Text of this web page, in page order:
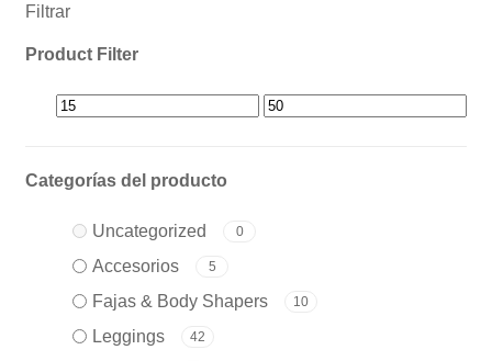
Filtrar
Product Filter
Categorías del producto
Uncategorized 0
Accesorios 5
Fajas & Body Shapers 10
Leggings 42